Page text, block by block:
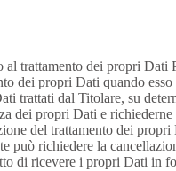
trattamento dei propri Dati
dei propri Dati quando
trattati dal Titolare, su
dei propri Dati e
del trattamento dei
può richiedere la
di ricevere i propri Dati in